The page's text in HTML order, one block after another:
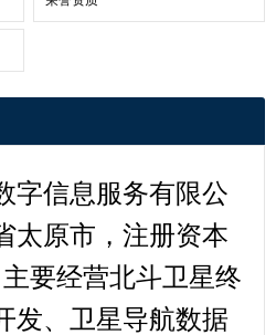
字信息服务有限公
太原市，注册资本
要经营北斗卫星终
发、卫星导航数据